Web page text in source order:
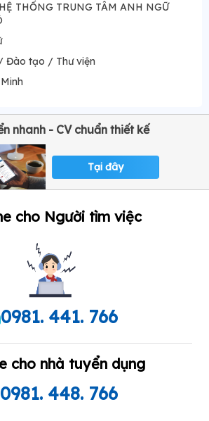
THỐNG TRUNG TÂM ANH NGỮ
Đào tạo / Thư viện
nhanh - CV chuẩn thiết kế
Tại đây
cho Người tìm việc
0981. 441. 766
cho nhà tuyển dụng
0981. 448. 766